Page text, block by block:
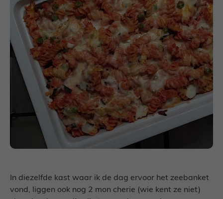
In diezelfde kast waar ik de dag ervoor het zeebanket
vond, liggen ook nog 2 mon cherie (wie kent ze niet)